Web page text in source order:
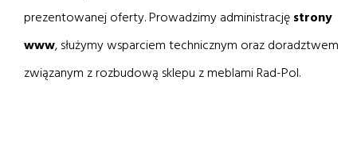
prezentowanej oferty. Prowadzimy administrację strony
www, służymy wsparciem technicznym oraz doradztwem
związanym z rozbudową sklepu z meblami Rad-Pol.